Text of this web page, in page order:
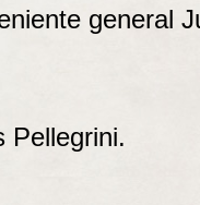
general
Pellegrini.